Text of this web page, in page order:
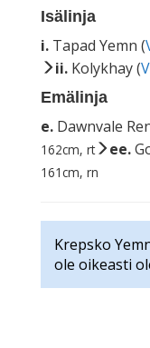
Isälinja
i. Tapad Yemn (
ii. Kolykhay (
Emälinja
e. Dawnvale
162cm, rt
ee.
161cm, rn
Krepsko
ole oikeasti